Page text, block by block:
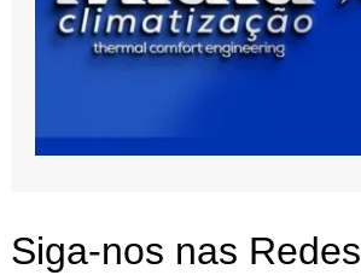
Siga-nos nas Redes